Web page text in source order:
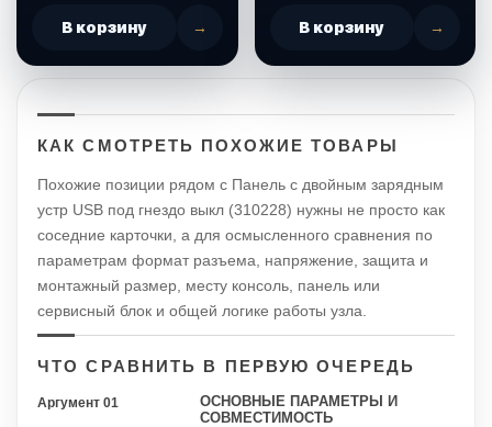
В корзину → В корзину →
КАК СМОТРЕТЬ ПОХОЖИЕ ТОВАРЫ
Похожие позиции рядом с Панель с двойным зарядным
устр USB под гнездо выкл (310228) нужны не просто как
соседние карточки, а для осмысленного сравнения по
параметрам формат разъема, напряжение, защита и
монтажный размер, месту консоль, панель или
сервисный блок и общей логике работы узла.
ЧТО СРАВНИТЬ В ПЕРВУЮ ОЧЕРЕДЬ
Аргумент 01
ОСНОВНЫЕ ПАРАМЕТРЫ И
СОВМЕСТИМОСТЬ